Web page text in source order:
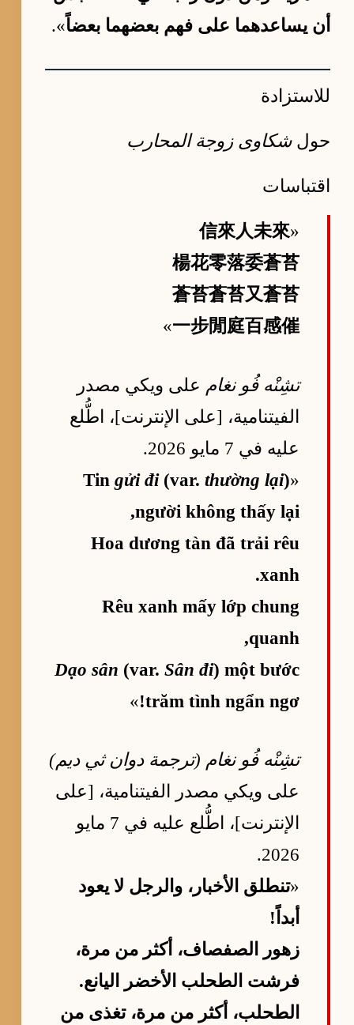
أن يساعدهما على فهم بعضهما بعضاً».
للاستزادة
حولشكاوى زوجة المحارب
اقتباسات
«
信來人未來
楊花零落委蒼苔
蒼苔蒼苔又蒼苔
一步閒庭百感催
»
تشِنْه فُو نغام على ويكي مصدر
الفيتنامية، [على الإنترنت]، اطُّلع
عليه في 7 مايو 2026.
«
Tingửi đi(var.thường lại)
người không thấy lại,
Hoa dương tàn đã trải rêu
xanh.
Rêu xanh mấy lớp chung
quanh,
Dạo sân (var.Sân đi) một bước
trăm tình ngẩn ngơ!
»
تشِنْه فُو نغام (ترجمة دوان ثي ديم)
على ويكي مصدر الفيتنامية، [على
الإنترنت]، اطُّلع عليه في 7 مايو
2026.
«تنطلق الأخبار، والرجل لا يعود
أبداً!
زهور الصفصاف، أكثر من مرة،
فرشت الطحلب الأخضر اليانع.
الطحلب، أكثر من مرة، تغذى من